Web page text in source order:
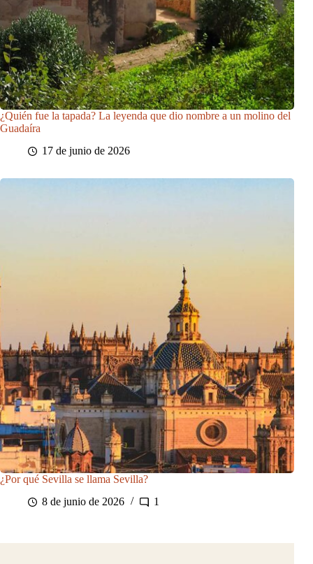
¿Quién fue la tapada? La leyenda que dio nombre a un molino del
Guadaíra
17 de junio de 2026
¿Por qué Sevilla se llama Sevilla?
8 de junio de 2026
1